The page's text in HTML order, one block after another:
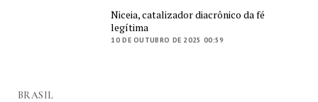
Niceia, catalizador diacrônico da fé
legítima
10 DE OUTUBRO DE 2025 00:59
BRASIL